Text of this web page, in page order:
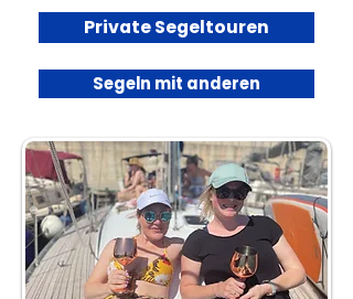
Private Segeltouren
Segeln mit anderen